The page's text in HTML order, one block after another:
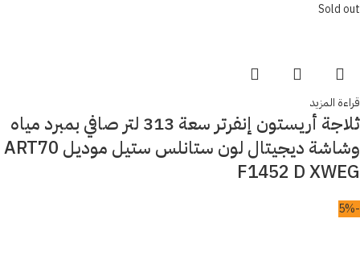
Sold out
قراءة المزيد
ثلاجة أريستون إنفرتر سعة 313 لتر صافي بمبرد مياه
وشاشة ديجيتال لون ستانلس ستيل موديل ART70
F1452 D XWEG
-5%